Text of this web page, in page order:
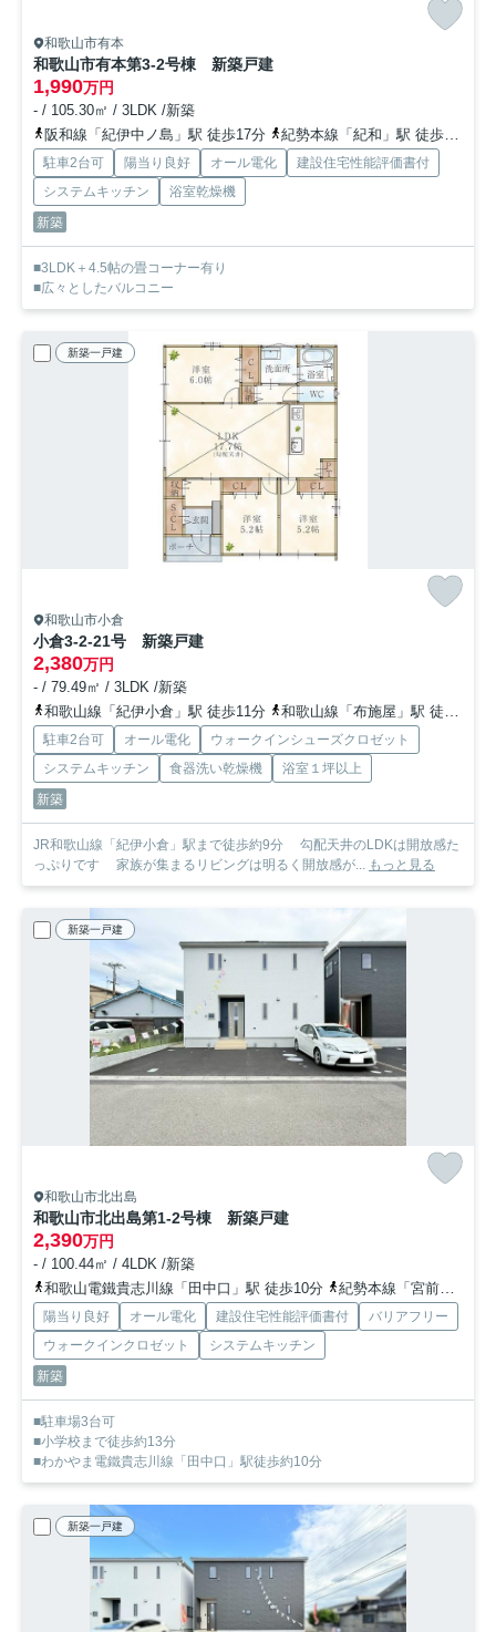
和歌山市有本
和歌山市有本第3-2号棟 新築戸建
1,990万円
- / 105.30㎡ / 3LDK /新築
阪和線「紀伊中ノ島」駅 徒歩17分
紀勢本線「紀和」駅 徒歩26分
駐車2台可 陽当り良好 オール電化
建設住宅性能評価書付
システムキッチン
浴室乾燥機
新築
■3LDK＋4.5帖の畳コーナー有り
■広々としたバルコニー
新築一戸建
和歌山市小倉
小倉3-2-21号 新築戸建
2,380万円
- / 79.49㎡ / 3LDK /新築
和歌山線「紀伊小倉」駅 徒歩11分
和歌山線「布施屋」駅 徒歩32分
駐車2台可 オール電化
ウォークインシューズクロゼット
システムキッチン
食器洗い乾燥機
浴室１坪以上
新築
JR和歌山線「紀伊小倉」駅まで徒歩約9分 勾配天井のLDKは開放感た
っぷりです 家族が集まるリビングは明るく開放感が... もっと見る
新築一戸建
和歌山市北出島
和歌山市北出島第1-2号棟 新築戸建
2,390万円
- / 100.44㎡ / 4LDK /新築
和歌山電鐵貴志川線「田中口」駅 徒歩10分
紀勢本線「宮前」駅 徒歩16分
陽当り良好 オール電化 建設住宅性能評価書付
バリアフリー
ウォークインクロゼット
システムキッチン
新築
■駐車場3台可
■小学校まで徒歩約13分
■わかやま電鐵貴志川線「田中口」駅徒歩約10分
新築一戸建